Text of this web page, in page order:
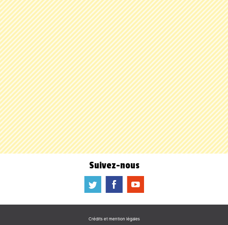
Suivez-nous
a b f
Crédits et mention légales